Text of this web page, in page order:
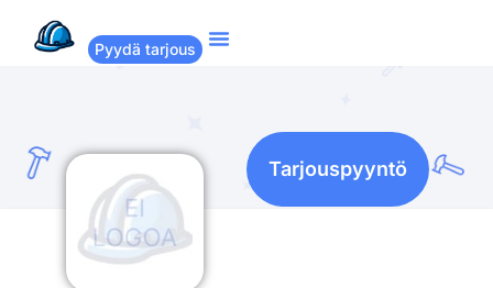
Pyydä tarjous
Tarjouspyyntö